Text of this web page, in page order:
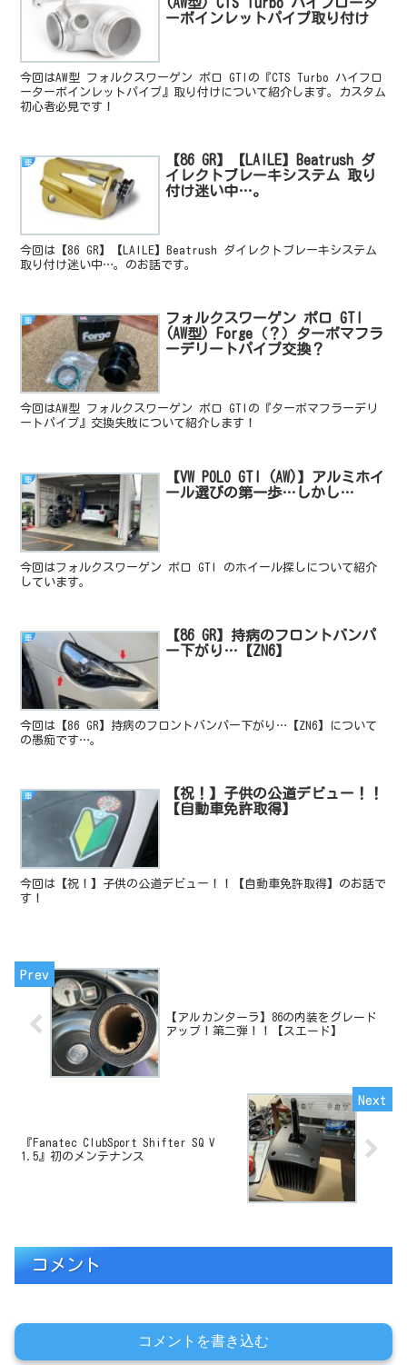
ーボインレットパイプ取り付け
今回はAW型 フォルクスワーゲン ポロ GTIの『CTS Turbo ハイフロ
ーターボインレットパイプ』取り付けについて紹介します。カスタム
初心者必見です！
車
【86 GR】【LAILE】Beatrush ダ
イレクトブレーキシステム 取り
付け迷い中…。
今回は【86 GR】【LAILE】Beatrush ダイレクトブレーキシステム
取り付け迷い中…。のお話です。
車
フォルクスワーゲン ポロ GTI
(AW型) Forge（？）ターボマフラ
ーデリートパイプ交換？
今回はAW型 フォルクスワーゲン ポロ GTIの『ターボマフラーデリ
ートパイプ』交換失敗について紹介します！
車
【VW POLO GTI (AW)】アルミホイ
ール選びの第一歩…しかし…
今回はフォルクスワーゲン ポロ GTI のホイール探しについて紹介
しています。
車
【86 GR】持病のフロントバンパ
ー下がり…【ZN6】
今回は【86 GR】持病のフロントバンパー下がり…【ZN6】について
の愚痴です…。
車
【祝！】子供の公道デビュー！！
【自動車免許取得】
今回は【祝！】子供の公道デビュー！！【自動車免許取得】のお話で
す！
【アルカンターラ】86の内装をグレード
アップ！第二弾！！【スエード】
『Fanatec ClubSport Shifter SQ V
1.5』初のメンテナンス
コメント
コメントを書き込む